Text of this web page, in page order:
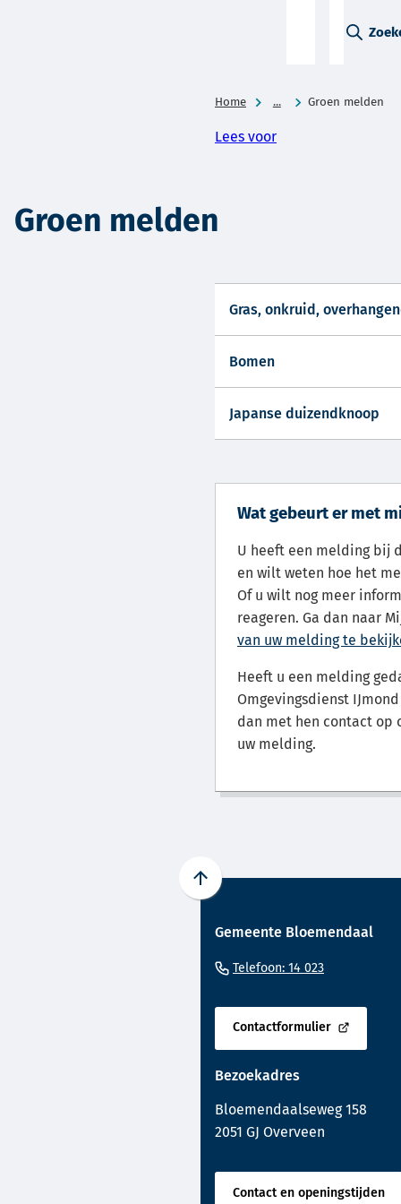
Home ... Groen melden
Lees voor
Groen melden
Gras, onkruid,
Bomen
Japanse duizendknoop
Wat gebeurt er met
U heeft een melding bij
en wilt weten hoe het
Of u wilt nog meer
reageren. Ga dan naar
van uw melding te
Heeft u een melding
Omgevingsdienst
dan met hen contact op
uw melding.
Scroll
boven
het
de
paginainhoud
Gemeente Bloemendaal
Telefoon: 14 023(Verwijst
een
Contactformulier
(Verwijst
een
website)
Bezoekadres
Bloemendaalseweg 158
2051 GJ Overveen
Contact en openingstijden